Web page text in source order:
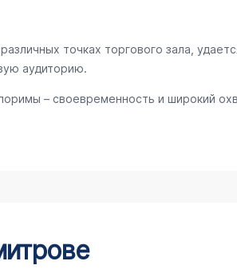
точках торгового зала,
аудиторию.
– своевременность и широкий